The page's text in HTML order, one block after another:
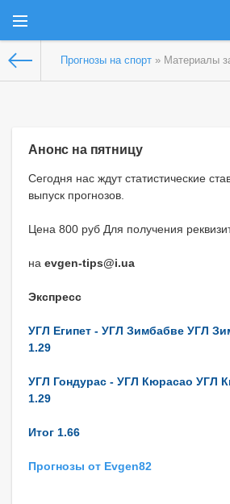
Прогнозы на спорт » Материалы
Анонс на пятницу
Сегодня нас ждут статистические
выпуск прогнозов.
Цена 800 руб Для получения
на evgen-tips@i.ua
Экспресс
УГЛ Египет - УГЛ Зимбабве УГЛ
1.29
УГЛ Гондурас - УГЛ Кюрасао УГЛ
1.29
Итог 1.66
Прогнозы от Evgen82